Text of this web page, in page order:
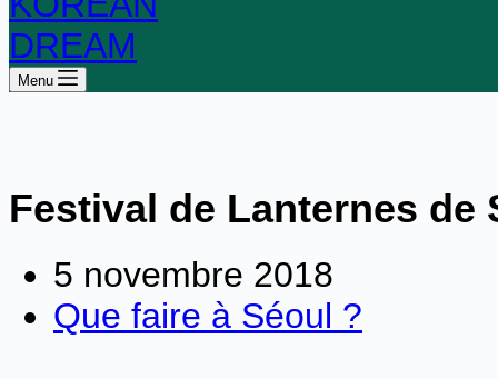
Menu
Festival de Lanternes de
5 novembre 2018
Que faire à Séoul ?